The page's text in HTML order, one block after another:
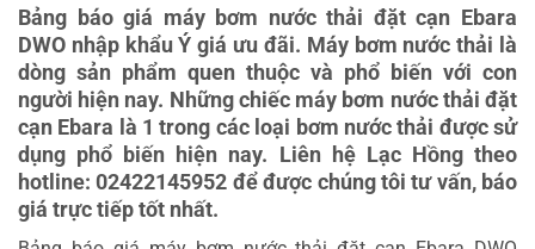
Bảng báo giá máy bơm nước thải đặt cạn Ebara
DWO nhập khẩu Ý giá ưu đãi. Máy bơm nước thải là
dòng sản phẩm quen thuộc và phổ biến với con
người hiện nay. Những chiếc máy bơm nước thải đặt
cạn Ebara là 1 trong các loại bơm nước thải được sử
dụng phổ biến hiện nay. Liên hệ Lạc Hồng theo
hotline: 02422145952 để được chúng tôi tư vấn, báo
giá trực tiếp tốt nhất.